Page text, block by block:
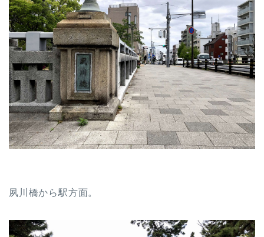
夙川橋から駅方面。